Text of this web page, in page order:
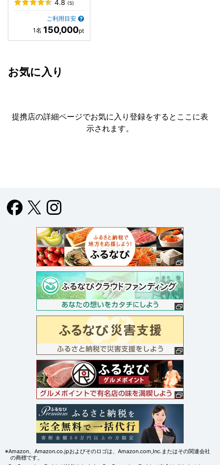
4.8 (5)
ご利用目安
150,000
お気に入り
提携店の詳細ページでお気に入り登録をすると ここに表
示されます。
※Amazon、Amazon.co.jpおよびそのロゴは、Amazon.com,Inc.またはその関連会社
の商標です。